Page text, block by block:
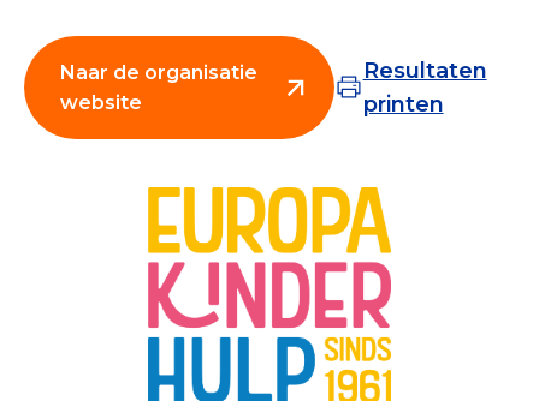
Contact & Signalen
Check keurmerk goede doelen
Collecterooster/wervingrooster
Naar de organisatie
website
Resultaten
printen